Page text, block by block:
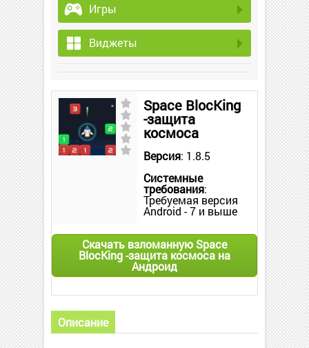
Игры
Виджеты
Space BlocKing
-защита
космоса
Версия: 1.8.5
Системные
требования:
Требуемая версия
Android - 7 и выше
Скачать взломанную Space
BlocKing -защита космоса на
Андроид
Описание